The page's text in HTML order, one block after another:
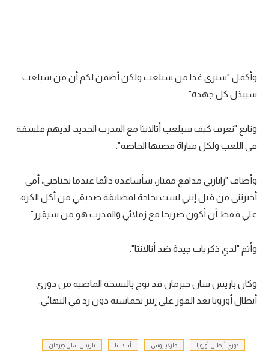
وأكمل "سنرى غدا من سيلعب ولكن أضمن لكم أن من سيلعب
سيبذل كل جهده".
وتابع "نعرف كيف سيلعب أتالانتا مع المدرب الجديد، لديهم فلسفة
في اللعب ولكل مباراة قصتها الخاصة".
وأضاف "زابارني مدافع ممتاز، سأساعده دائما عندما يحتاجني، أمي
أخبرتني من قبل إنني لست بحاجة لمضايقة صديقي من أكل الكرة،
علي فقط أن أكون صريحا مع زملائي والمدرب هو من سيقرر".
وأتم "لدي ذكريات جيدة ضد أتالانتا".
وكان باريس سان جيرمان قد توج بالنسخة الماضية من دوري
أبطال أوروبا بعد الفوز على إنتر بخماسية دون رد في النهائي.
دوري أبطال أوروبا ماركينيوس أتالانتنا باريس سان جيرمان